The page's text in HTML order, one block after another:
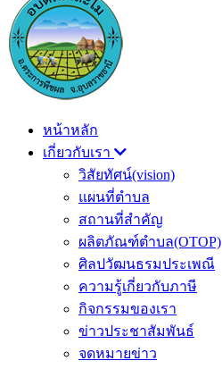
หน้าหลัก
เกี่ยวกับเรา
วิสัยทัศน์(vision)
แผนที่ตำบล
สถานที่สำคัญ
ผลิตภัณฑ์ตำบล(OTOP)
ศิลปวัฒนธรมประเพณี
ความรู้เกี่ยวกับภาษี
กิจกรรมของเรา
ข่าวประชาสัมพันธ์
จดหมายข่าว